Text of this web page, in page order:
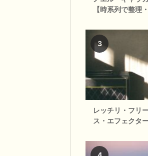
【時系列で整理
レッチリ・フリ
ス・エフェクタ